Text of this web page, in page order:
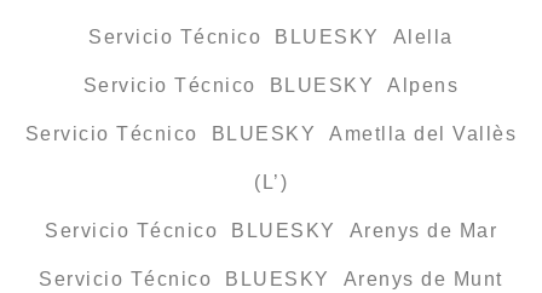
Servicio Técnico BLUESKY Alella
Servicio Técnico BLUESKY Alpens
Servicio Técnico BLUESKY Ametlla del Vallès
(L’)
Servicio Técnico BLUESKY Arenys de Mar
Servicio Técnico BLUESKY Arenys de Munt